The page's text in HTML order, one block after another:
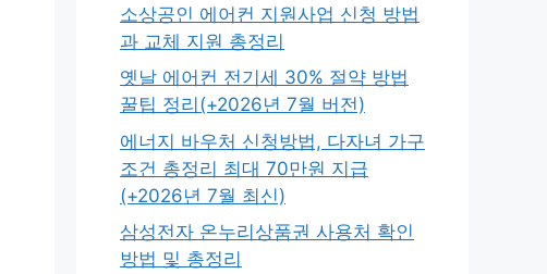
소상공인 에어컨 지원사업 신청 방법
과 교체 지원 총정리
옛날 에어컨 전기세 30% 절약 방법
꿀팁 정리(+2026년 7월 버전)
에너지 바우처 신청방법, 다자녀 가구
조건 총정리 최대 70만원 지급
(+2026년 7월 최신)
삼성전자 온누리상품권 사용처 확인
방법 및 총정리